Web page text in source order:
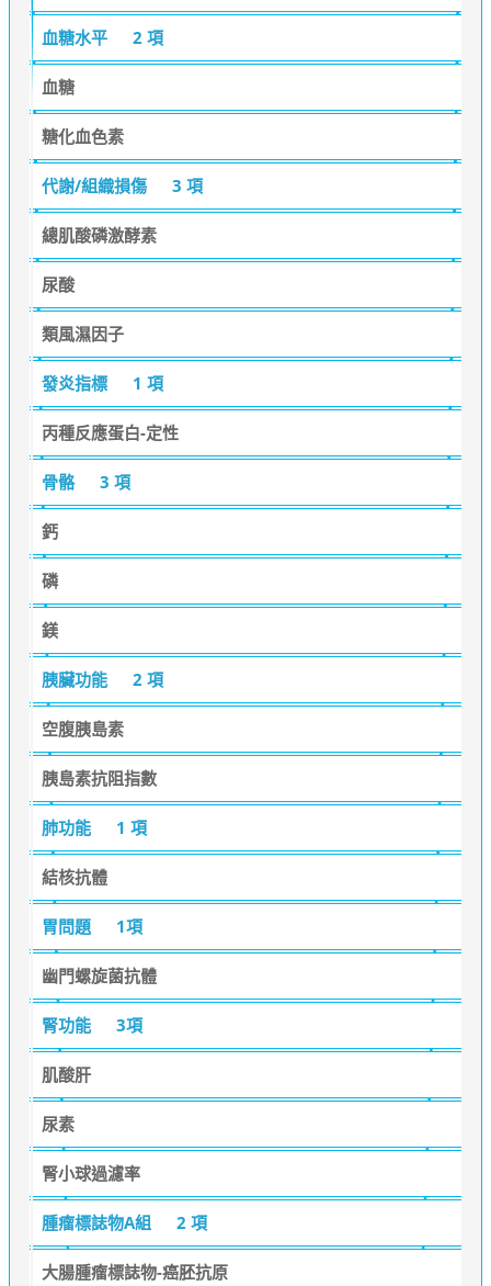
血糖水平 2 項
血糖
糖化血色素
代謝/組織損傷 3 項
總肌酸磷激酵素
尿酸
類風濕因子
發炎指標 1 項
丙種反應蛋白-定性
骨骼 3 項
鈣
磷
鎂
胰臟功能 2 項
空腹胰島素
胰島素抗阻指數
肺功能 1 項
結核抗體
胃問題 1項
幽門螺旋菌抗體
腎功能 3項
肌酸肝
尿素
腎小球過濾率
腫瘤標誌物A組 2 項
大腸腫瘤標誌物-癌胚抗原